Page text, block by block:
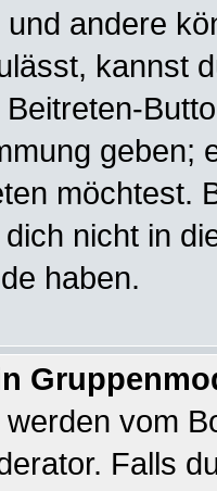
andere
kannst
geben;
möchtest.
nicht in
haben.
vom
Falls